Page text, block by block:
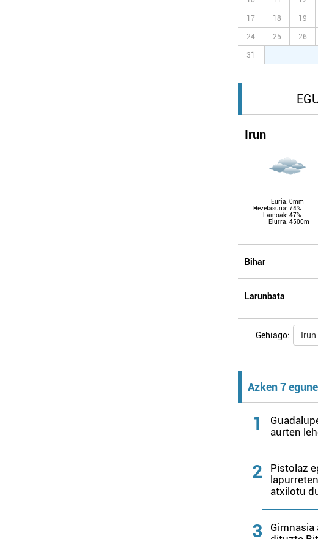
17 18 19
24 25 26
31
Irun
Euria: 0mm
Hezetasuna: 74%
Lainoak: 47%
Elurra: 4500m
Bihar
Larunbata
Gehiago: Irun
Azken 7
1
aurten
2
Pistolaz
atxilotu
3
Gimnasia